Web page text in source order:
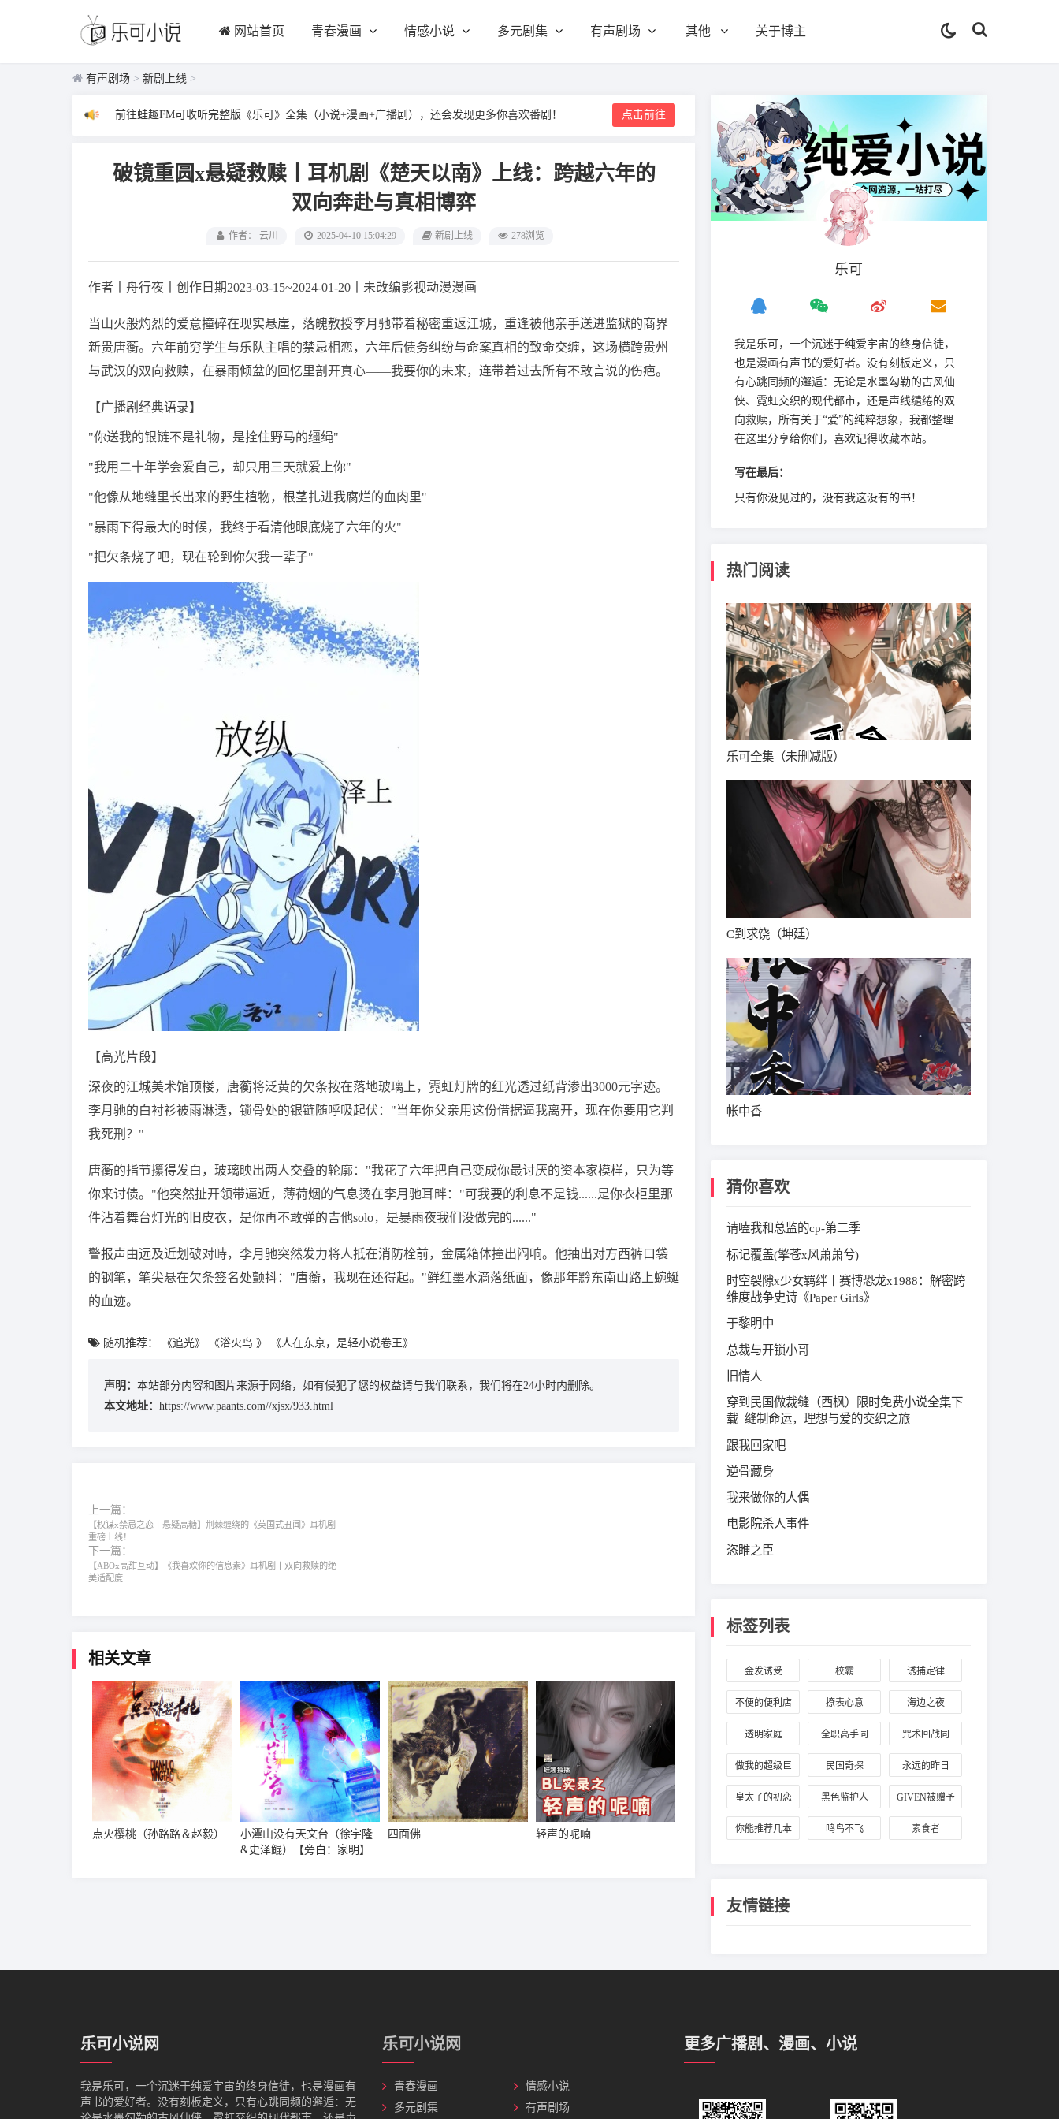
网站首页 青春漫画 情感小说 多元剧集 有声剧场 其他 关于博主
有声剧场 > 新剧上线 >
前往蛙趣FM可收听完整版《乐可》全集（小说+漫画+广播剧），还会发现更多你喜欢番剧！ 点击前往
破镜重圆x悬疑救赎丨耳机剧《楚天以南》上线：跨越六年的
双向奔赴与真相博弈
作者： 云川 2025-04-10 15:04:29 新剧上线 278浏览
作者丨舟行夜丨创作日期2023-03-15~2024-01-20丨未改编影视动漫漫画
当山火般灼烈的爱意撞碎在现实悬崖，落魄教授李月驰带着秘密重返江城，重逢被他亲手送进监狱的商界
新贵唐蘅。六年前穷学生与乐队主唱的禁忌相恋，六年后债务纠纷与命案真相的致命交缠，这场横跨贵州
与武汉的双向救赎，在暴雨倾盆的回忆里剖开真心——我要你的未来，连带着过去所有不敢言说的伤疤。
【广播剧经典语录】
"你送我的银链不是礼物，是拴住野马的缰绳"
"我用二十年学会爱自己，却只用三天就爱上你"
"他像从地缝里长出来的野生植物，根茎扎进我腐烂的血肉里"
"暴雨下得最大的时候，我终于看清他眼底烧了六年的火"
"把欠条烧了吧，现在轮到你欠我一辈子"
【高光片段】
深夜的江城美术馆顶楼，唐蘅将泛黄的欠条按在落地玻璃上，霓虹灯牌的红光透过纸背渗出3000元字迹。
李月驰的白衬衫被雨淋透，锁骨处的银链随呼吸起伏："当年你父亲用这份借据逼我离开，现在你要用它判
我死刑？"
唐蘅的指节攥得发白，玻璃映出两人交叠的轮廓："我花了六年把自己变成你最讨厌的资本家模样，只为等
你来讨债。"他突然扯开领带逼近，薄荷烟的气息烫在李月驰耳畔："可我要的利息不是钱......是你衣柜里那
件沾着舞台灯光的旧皮衣，是你再不敢弹的吉他solo，是暴雨夜我们没做完的......"
警报声由远及近划破对峙，李月驰突然发力将人抵在消防栓前，金属箱体撞出闷响。他抽出对方西裤口袋
的钢笔，笔尖悬在欠条签名处颤抖："唐蘅，我现在还得起。"鲜红墨水滴落纸面，像那年黔东南山路上蜿蜒
的血迹。
随机推荐： 《追光》 《浴火鸟 》 《人在东京，是轻小说卷王》
声明： 本站部分内容和图片来源于网络，如有侵犯了您的权益请与我们联系，我们将在24小时内删除。
本文地址： https://www.paants.com//xjsx/933.html
上一篇：
【权谋x禁忌之恋丨悬疑高糖】荆棘缠绕的《英国式丑闻》耳机剧
重磅上线！
下一篇：
【ABOx高甜互动】《我喜欢你的信息素》耳机剧丨双向救赎的绝
美适配度
相关文章
点火樱桃（孙路路＆赵毅）
小潭山没有天文台（徐宇隆
&史泽鲲）【旁白：家明】
四面佛 轻声的呢喃
乐可
我是‌乐可，一个沉迷于纯爱宇宙的终身信徒，
也是漫画有声书的爱好者。没有刻板定义，只
有心跳同频的邂逅：无论是水墨勾勒的古风仙
侠、霓虹交织的现代都市，还是声线缱绻的双
向救赎，所有关于“爱”的纯粹想象，我都整理
在这里分享给你们，喜欢记得收藏本站。
写在最后：
只有你没见过的，没有我这没有的书！
热门阅读
乐可全集（未删减版）
C到求饶（坤廷）
帐中香
猜你喜欢
请嗑我和总监的cp-第二季
标记覆盖(擎苍x风萧萧兮)
时空裂隙x少女羁绊丨赛博恐龙x1988：解密跨
维度战争史诗《Paper Girls》
于黎明中
总裁与开锁小哥
旧情人
穿到民国做裁缝（西枫）限时免费小说全集下
载‌_缝制命运，理想与爱的交织之旅
跟我回家吧
逆骨藏身
我来做你的人偶
电影院杀人事件
恣睢之臣
标签列表
金发诱受 校霸 诱捕定律
不便的便利店 撩表心意 海边之夜
透明家庭 全职高手同
人：叶蓝荣耀
咒术回战同
人：五伏禁忌
做我的超级巨
星
民国奇探 永远的昨日
皇太子的初恋 黑色监护人 GIVEN被赠予
的未来
你能推荐几本 鸣鸟不飞 素食者
友情链接
乐可小说网
我是‌乐可，一个沉迷于纯爱宇宙的终身信徒，也是漫画有
声书的爱好者。没有刻板定义，只有心跳同频的邂逅：无
乐可小说网
青春漫画
情感小说
多元剧集
有声剧场
更多广播剧、漫画、小说